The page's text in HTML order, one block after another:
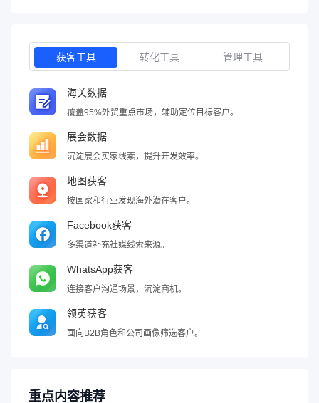
获客工具 转化工具 管理工具
海关数据
覆盖95%外贸重点市场，辅助定位目标客户。
展会数据
沉淀展会买家线索，提升开发效率。
地图获客
按国家和行业发现海外潜在客户。
Facebook获客
多渠道补充社媒线索来源。
WhatsApp获客
连接客户沟通场景，沉淀商机。
领英获客
面向B2B角色和公司画像筛选客户。
重点内容推荐